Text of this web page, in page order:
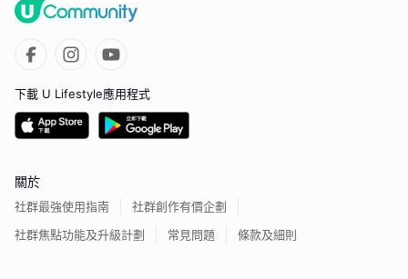
下載 U Lifestyle應用程式
關於
社群最強使用指南
社群創作有價企劃
社群焦點功能及升級計劃
常見問題 條款及細則